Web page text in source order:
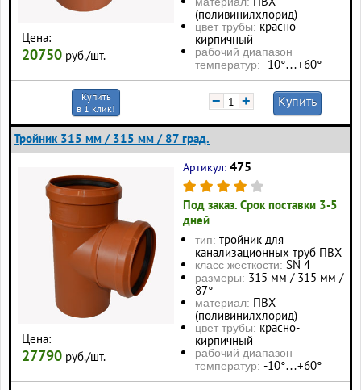
Цена:
20750 руб./шт.
(поливинилхлорид)
цвет трубы: красно-
кирпичный
рабочий диапазон
температур: -10°…+60°
Купить
в 1 клик!
− + Купить
Тройник 315 мм / 315 мм / 87 град.
Цена:
27790 руб./шт.
Артикул: 475
Под заказ. Срок поставки 3-5
дней
тип: тройник для
канализационных труб ПВХ
класс жесткости: SN 4
размеры: 315 мм / 315 мм /
87°
материал: ПВХ
(поливинилхлорид)
цвет трубы: красно-
кирпичный
рабочий диапазон
температур: -10°…+60°